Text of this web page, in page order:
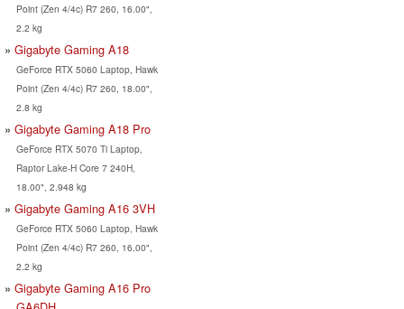
Point (Zen 4/4c) R7 260, 16.00",
2.2 kg
Gigabyte Gaming A18
GeForce RTX 5060 Laptop, Hawk
Point (Zen 4/4c) R7 260, 18.00",
2.8 kg
Gigabyte Gaming A18 Pro
GeForce RTX 5070 Ti Laptop,
Raptor Lake-H Core 7 240H,
18.00", 2.948 kg
Gigabyte Gaming A16 3VH
GeForce RTX 5060 Laptop, Hawk
Point (Zen 4/4c) R7 260, 16.00",
2.2 kg
Gigabyte Gaming A16 Pro